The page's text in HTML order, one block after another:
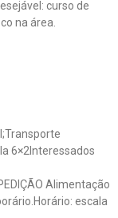
curso de
na área.
6×2Interessados
Alimentação
escala